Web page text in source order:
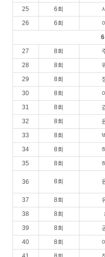
25
6회
26
6회
27
8회
28
8회
29
8회
30
8회
31
8회
32
8회
33
8회
34
8회
35
8회
36 8회
37 8회
38
8회
39
8회
40
8회